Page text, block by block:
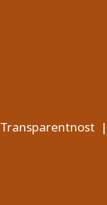
Transparentnost |